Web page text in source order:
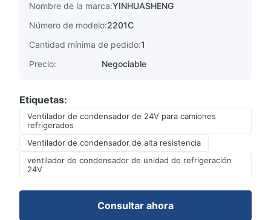
Nombre de la marca:YINHUASHENG
Número de modelo:2201C
Cantidad mínima de pedido:1
Precio:
Negociable
Etiquetas:
Ventilador de condensador de 24V para camiones
refrigerados
Ventilador de condensador de alta resistencia
ventilador de condensador de unidad de refrigeración
24V
Consultar ahora